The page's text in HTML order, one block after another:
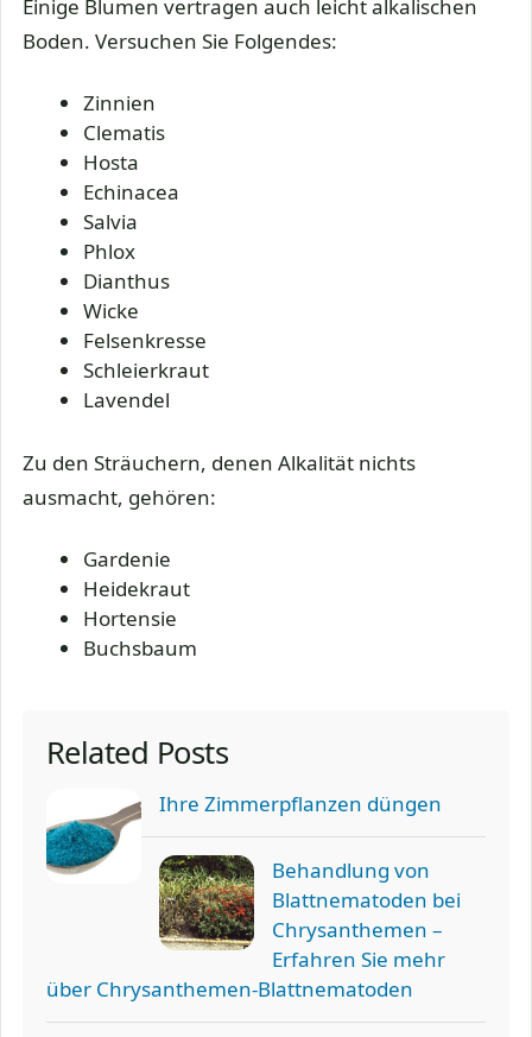
Einige Blumen vertragen auch leicht alkalischen
Boden. Versuchen Sie Folgendes:
Zinnien
Clematis
Hosta
Echinacea
Salvia
Phlox
Dianthus
Wicke
Felsenkresse
Schleierkraut
Lavendel
Zu den Sträuchern, denen Alkalität nichts
ausmacht, gehören:
Gardenie
Heidekraut
Hortensie
Buchsbaum
Related Posts
Ihre Zimmerpflanzen düngen
Behandlung von
Blattnematoden bei
Chrysanthemen –
Erfahren Sie mehr
über Chrysanthemen-Blattnematoden